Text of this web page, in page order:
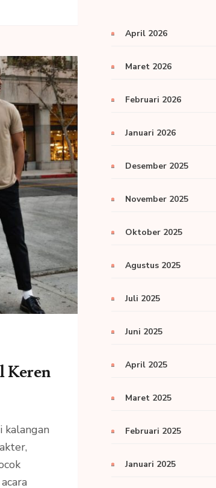
Keren
kalangan
April 2026
Maret 2026
Februari 2026
Januari 2026
Desember 2025
November 2025
Oktober 2025
Agustus 2025
Juli 2025
Juni 2025
April 2025
Maret 2025
Februari 2025
Januari 2025